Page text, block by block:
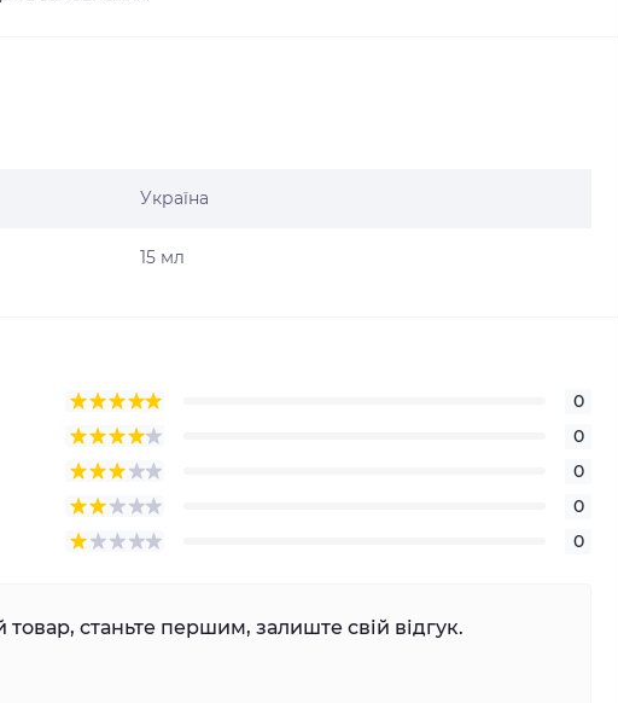
Україна
15 мл
0
0
0
0
0
товар, станьте першим, залиште свій відгук.